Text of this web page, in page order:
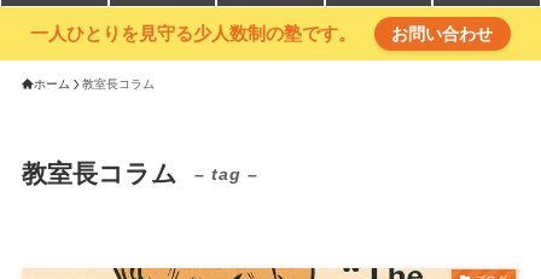
一人ひとりを見守る少人数制の塾です。 お問い合わせ
ホーム 教室長コラム
教室長コラム – tag –